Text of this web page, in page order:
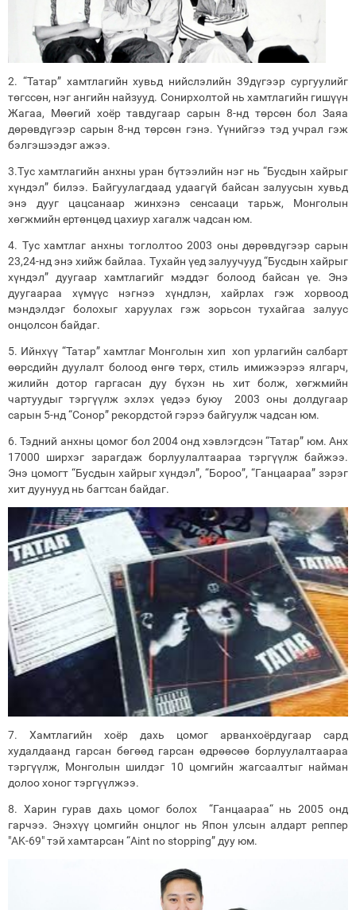
2. “Татар” хамтлагийн хувьд нийслэлийн 39дүгээр сургуулийг
төгссөн, нэг ангийн найзууд. Сонирхолтой нь хамтлагийн гишүүн
Жагаа, Мөөгий хоёр тавдугаар сарын 8-нд төрсөн бол Заяа
дөрөвдүгээр сарын 8-нд төрсөн гэнэ. Үүнийгээ тэд учрал гэж
бэлгэшээдэг ажээ.
3.Тус хамтлагийн анхны уран бүтээлийн нэг нь “Бусдын хайрыг
хүндэл” билээ. Байгуулагдаад удаагүй байсан залуусын хувьд
энэ дууг цацсанаар жинхэнэ сенсааци тарьж, Монголын
хөгжмийн ертөнцөд цахиур хагалж чадсан юм.
4. Тус хамтлаг анхны тоглолтоо 2003 оны дөрөвдүгээр сарын
23,24-нд энэ хийж байлаа. Тухайн үед залуучууд “Бусдын хайрыг
хүндэл” дуугаар хамтлагийг мэддэг болоод байсан үе. Энэ
дуугаараа хүмүүс нэгнээ хүндлэн, хайрлах гэж хорвоод
мэндэлдэг болохыг харуулах гэж зорьсон тухайгаа залуус
онцолсон байдаг.
5. Ийнхүү “Татар” хамтлаг Монголын хип хоп урлагийн салбарт
өөрсдийн дуулалт болоод өнгө төрх, стиль имижээрээ ялгарч,
жилийн дотор гаргасан дуу бүхэн нь хит болж, хөгжмийн
чартуудыг тэргүүлж эхлэх үедээ буюу 2003 оны долдугаар
сарын 5-нд “Сонор” рекордстой гэрээ байгуулж чадсан юм.
6. Тэдний анхны цомог бол 2004 онд хэвлэгдсэн “Татар” юм. Анх
17000 ширхэг зарагдаж борлуулалтаараа тэргүүлж байжээ.
Энэ цомогт “Бусдын хайрыг хүндэл”, “Бороо”, “Ганцаараа” зэрэг
хит дуунууд нь багтсан байдаг.
7. Хамтлагийн хоёр дахь цомог арванхоёрдугаар сард
худалдаанд гарсан бөгөөд гарсан өдрөөсөө борлуулалтаараа
тэргүүлж, Монголын шилдэг 10 цомгийн жагсаалтыг найман
долоо хоног тэргүүлжээ.
8. Харин гурав дахь цомог болох “Ганцаараа“ нь 2005 онд
гарчээ. Энэхүү цомгийн онцлог нь Япон улсын алдарт реппер
"AK-69" тэй хамтарсан “Aint no stopping” дуу юм.